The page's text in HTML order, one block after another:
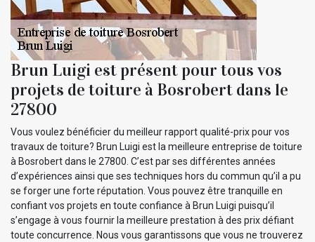
Brun Luigi est présent pour tous vos
projets de toiture à Bosrobert dans le
27800
Vous voulez bénéficier du meilleur rapport qualité-prix pour vos
travaux de toiture? Brun Luigi est la meilleure entreprise de toiture
à Bosrobert dans le 27800. C’est par ses différentes années
d’expériences ainsi que ses techniques hors du commun qu’il a pu
se forger une forte réputation. Vous pouvez être tranquille en
confiant vos projets en toute confiance à Brun Luigi puisqu’il
s’engage à vous fournir la meilleure prestation à des prix défiant
toute concurrence. Nous vous garantissons que vous ne trouverez